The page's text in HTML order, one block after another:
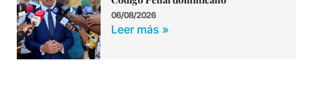
06/08/2026
Leer más »